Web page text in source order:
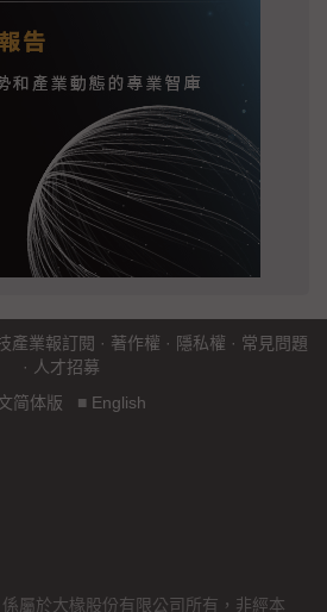
產業報訂閱 · 著作權 · 隱私權 · 常見問題
· 人才招募
简体版 ■ English
屬於大椽股份有限公司所有，非經本